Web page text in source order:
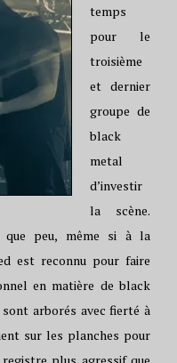
temps
pour le
troisième
et dernier
groupe de
black
metal
d’investir
la scène.
que peu, même si à la
est reconnu pour faire
en matière de black
arborés avec fierté à
sur les planches pour